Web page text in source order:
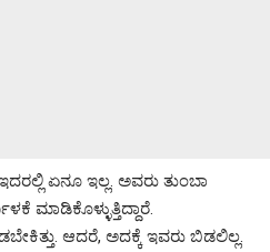
ಏನೂ ಇಲ್ಲ. ಅವರು ತುಂಬಾ
ಮಾಡಿಕೊಳ್ಳುತ್ತಿದ್ದಾರೆ.
ಆದರೆ, ಅದಕ್ಕೆ ಇವರು ಬಿಡಲಿಲ್ಲ.